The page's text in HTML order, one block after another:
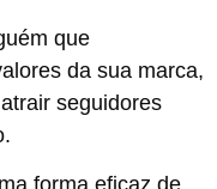
que
da sua marca,
seguidores
forma eficaz de